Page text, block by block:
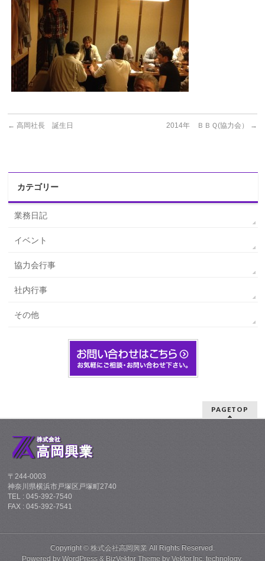
← 高岡社長 誕生日 2014年 ＢＢＱ(協力会） →
カテゴリー
業務日記
イベント
協力会行事
社内行事
その他
PAGETOP
〒244-0003
神奈川県横浜市戸塚区戸塚町2740
TEL : 045-392-7540
FAX : 045-392-7541
Copyright © 株式会社高岡興業All Rights Reserved.
Powered byWordPress & BizVektor Theme byVektor,Inc. technology.